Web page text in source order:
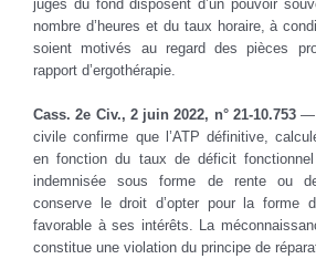
juges du fond disposent d’un pouvoir
nombre d’heures et du taux horaire, à
soient motivés au regard des pièces
rapport d’ergothérapie.
Cass. 2e Civ., 2 juin 2022, n° 21-10.753—
civile confirme que l’ATP définitive,
en fonction du taux de déficit
indemnisée sous forme de rente ou
conserve le droit d’opter pour la forme
favorable à ses intérêts. La
constitue une violation du principe de